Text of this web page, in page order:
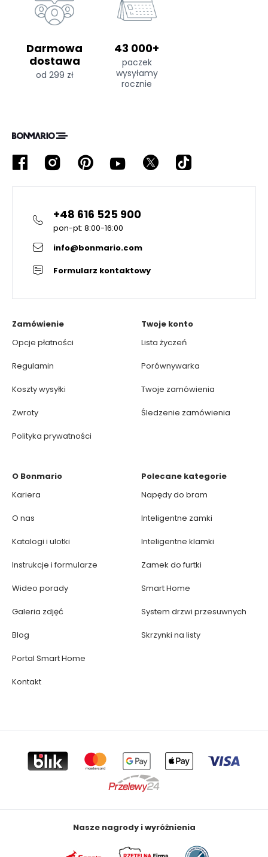
Darmowa
dostawa
od 299 zł
43 000+
paczek
wysyłamy
rocznie
+48 616 525 900
pon-pt: 8:00-16:00
info@bonmario.com
Formularz kontaktowy
Zamówienie
Opcje płatności
Regulamin
Koszty wysyłki
Zwroty
Polityka prywatności
Twoje konto
Lista życzeń
Porównywarka
Twoje zamówienia
Śledzenie zamówienia
O Bonmario
Kariera
O nas
Katalogi i ulotki
Instrukcje i formularze
Wideo porady
Galeria zdjęć
Blog
Portal Smart Home
Kontakt
Polecane kategorie
Napędy do bram
Inteligentne zamki
Inteligentne klamki
Zamek do furtki
Smart Home
System drzwi przesuwnych
Skrzynki na listy
Nasze nagrody i wyróżnienia